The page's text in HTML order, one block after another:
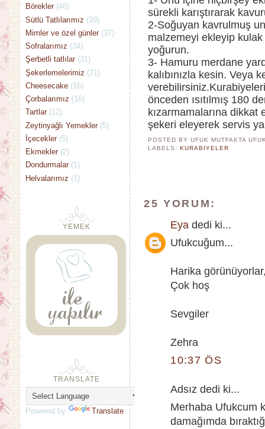
sürekli karıştırarak
2-Soğuyan kavrulmuş
malzemeyi ekleyip
yoğurun.
3- Hamuru merdane
kalıbınızla kesin. Veya
önceden ısıtılmış 180
kızarmamalarına
şekeri eleyerek servis
POSTED BY UFUK MUTFAKTA
LABELS:KURABIYELER
25 YORUM:
Eya dedi ki...
Ufukcuğum...
Harika
Çok hoş
Sevgiler
Zehra
10:37 ÖS
Adsız dedi ki...
Merhaba Ufukcum
damağımda
Börekler (46)
Sütlü Tatlılarımız (39)
Mimler ve özel günler (37)
Sofralarımız (34)
Şerbetli tatlılar (31)
Şekerlemelerimiz (21)
Cheesecake (16)
Çorbalarımız (16)
Tartlar (12)
Zeytinyağlı Yemekler (5)
İçecekler (5)
Ekmekler (2)
Dondurmalar (1)
Helvalarımız (1)
YEMEK
TRANSLATE
Powered by Translate